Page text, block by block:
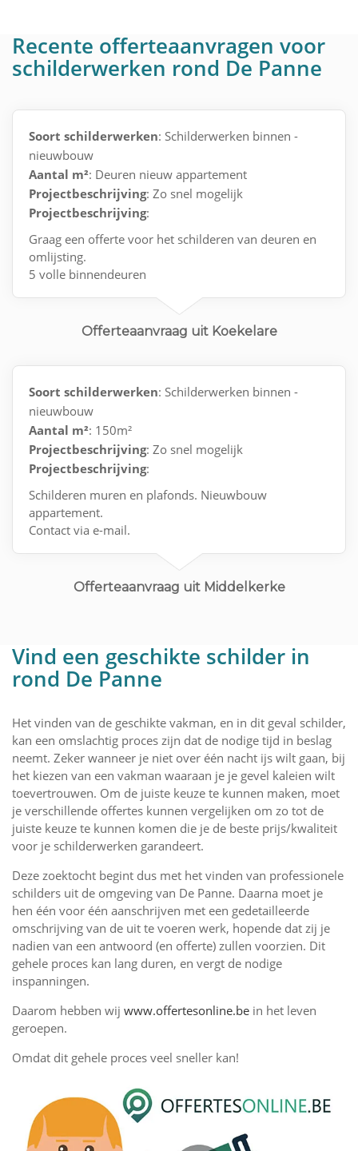
Recente offerteaanvragen voor
schilderwerken rond De Panne
Soort schilderwerken: Schilderwerken binnen -
nieuwbouw
Aantal m²: Deuren nieuw appartement
Projectbeschrijving: Zo snel mogelijk
Projectbeschrijving:
Graag een offerte voor het schilderen van deuren en
omlijsting.
5 volle binnendeuren
1 deur met raam in ( living )
1 achterwand toilet
Offerteaanvraag uit Koekelare
Soort schilderwerken: Schilderwerken binnen -
nieuwbouw
Aantal m²: 150m²
Projectbeschrijving: Zo snel mogelijk
Projectbeschrijving:
Schilderen muren en plafonds. Nieuwbouw
appartement.
Contact via e-mail.
Offerteaanvraag uit Middelkerke
Vind een geschikte schilder in
rond De Panne
Het vinden van de geschikte vakman, en in dit geval schilder,
kan een omslachtig proces zijn dat de nodige tijd in beslag
neemt. Zeker wanneer je niet over één nacht ijs wilt gaan, bij
het kiezen van een vakman waaraan je je gevel kaleien wilt
toevertrouwen. Om de juiste keuze te kunnen maken, moet
je verschillende offertes kunnen vergelijken om zo tot de
juiste keuze te kunnen komen die je de beste prijs/kwaliteit
voor je schilderwerken garandeert.
Deze zoektocht begint dus met het vinden van professionele
schilders uit de omgeving van De Panne. Daarna moet je
hen één voor één aanschrijven met een gedetailleerde
omschrijving van de uit te voeren werk, hopende dat zij je
nadien van een antwoord (en offerte) zullen voorzien. Dit
gehele proces kan lang duren, en vergt de nodige
inspanningen.
Daarom hebben wij www.offertesonline.be in het leven
geroepen.
Omdat dit gehele proces veel sneller kan!